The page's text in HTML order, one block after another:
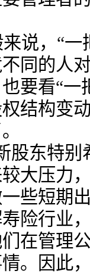
说，“
同的人
要看“一
结构变
股东特
大压力
些短期
险行业
在管理
。因此